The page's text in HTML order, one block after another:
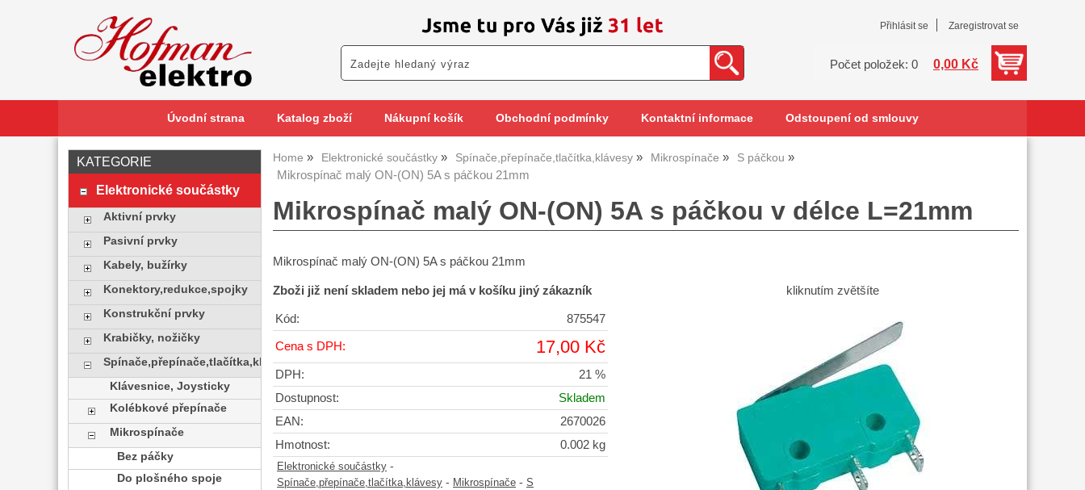
Přihlásit se Zaregistrovat se
Počet položek: 0 0,00 Kč
Úvodní strana Katalog zboží Nákupní košík Obchodní podmínky Kontaktní informace Odstoupení od smlouvy
Home Elektronické součástky Spínače,přepínače,tlačítka,klávesy Mikrospínače S páčkou
Mikrospínač malý ON-(ON) 5A s páčkou 21mm
Mikrospínač malý ON-(ON) 5A s páčkou v délce L=21mm
Mikrospínač malý ON-(ON) 5A s páčkou 21mm
kliknutím zvětšíte
Zboži již není skladem nebo jej má v košíku jiný zákazník
Kód: 875547
Cena s DPH: 17,00 Kč
DPH:
21 %
Dostupnost:
Skladem
EAN:
2670026
Hmotnost:
0.002 kg
Elektronické součástky -
Spínače,přepínače,tlačítka,klávesy - Mikrospínače - S
KATEGORIE
Elektronické součástky
Aktivní prvky
Pasivní prvky
Kabely, bužírky
Konektory,redukce,spojky
Konstrukční prvky
Krabičky, nožičky
Spínače,přepínače,tlačítka,klávesy
Klávesnice, Joysticky
Kolébkové přepínače
Mikrospínače
Bez páčky
Do plošného spoje